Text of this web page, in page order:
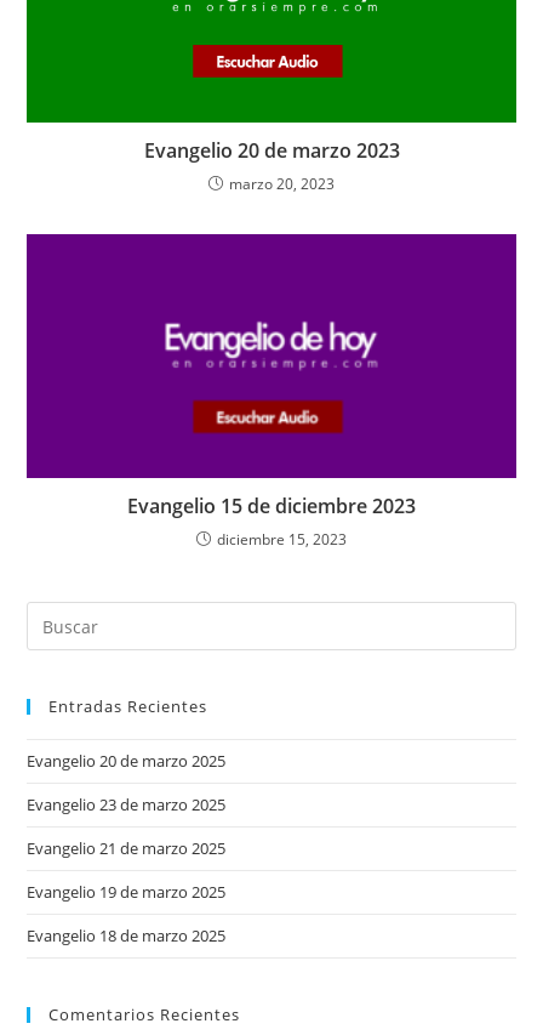
Evangelio 20 de marzo 2023
marzo 20, 2023
Evangelio 15 de diciembre 2023
diciembre 15, 2023
Entradas Recientes
Evangelio 20 de marzo 2025
Evangelio 23 de marzo 2025
Evangelio 21 de marzo 2025
Evangelio 19 de marzo 2025
Evangelio 18 de marzo 2025
Comentarios Recientes